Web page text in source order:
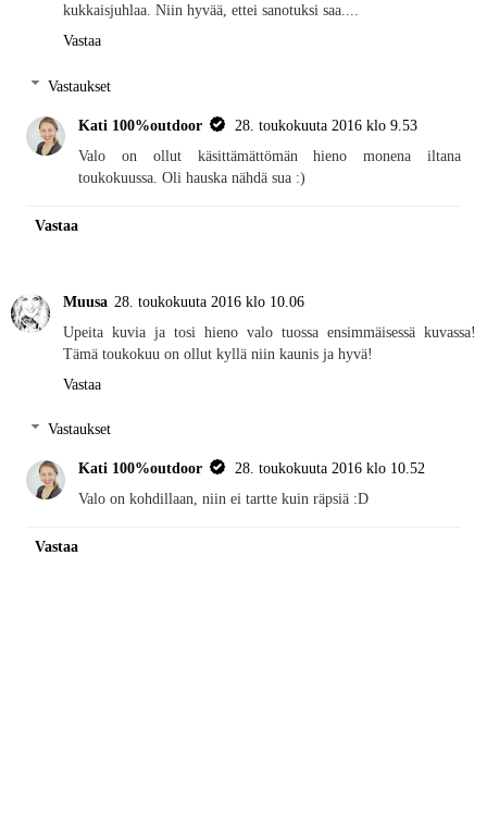
kukkaisjuhlaa. Niin hyvää, ettei sanotuksi saa....
Vastaa
Vastaukset
Kati 100%outdoor
28. toukokuuta 2016 klo 9.53
Valo on ollut käsittämättömän hieno monena iltana
toukokuussa. Oli hauska nähdä sua :)
Vastaa
Muusa 28. toukokuuta 2016 klo 10.06
Upeita kuvia ja tosi hieno valo tuossa ensimmäisessä kuvassa!
Tämä toukokuu on ollut kyllä niin kaunis ja hyvä!
Vastaa
Vastaukset
Kati 100%outdoor
28. toukokuuta 2016 klo 10.52
Valo on kohdillaan, niin ei tartte kuin räpsiä :D
Vastaa